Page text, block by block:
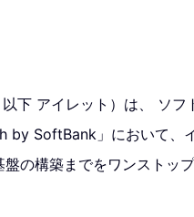
下 アイレット）は、 ソフ
by SoftBank」において、
の構築までをワンストッ